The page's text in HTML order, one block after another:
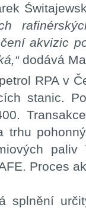
akvizic
dodává
RPA v
stanic.
trhu
Proces
splnění